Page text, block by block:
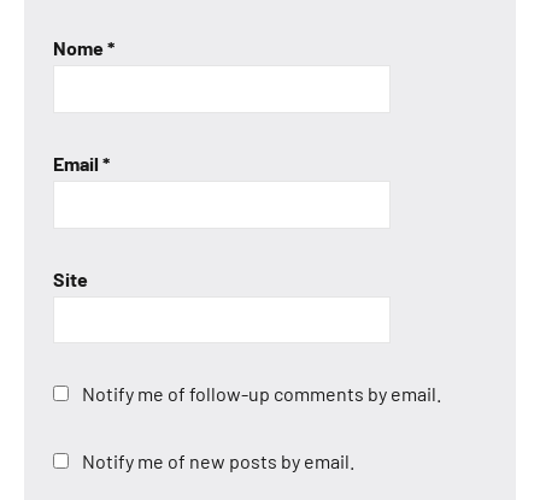
Nome*
Email *
Site
Notify me of follow-up comments by email.
Notify me of new posts by email.